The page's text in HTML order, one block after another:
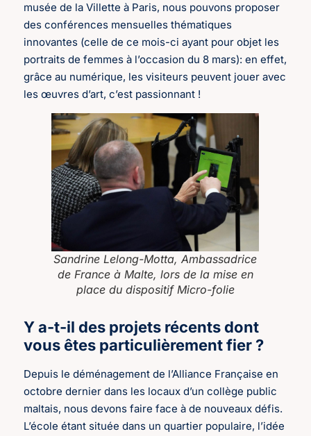
musée de la Villette à Paris, nous pouvons proposer
des conférences mensuelles thématiques
innovantes (celle de ce mois-ci ayant pour objet les
portraits de femmes à l’occasion du 8 mars): en effet,
grâce au numérique, les visiteurs peuvent jouer avec
les œuvres d’art, c’est passionnant !
Sandrine Lelong-Motta, Ambassadrice
de France à Malte, lors de la mise en
place du dispositif Micro-folie
Y a-t-il des projets récents dont
vous êtes particulièrement fier ?
Depuis le déménagement de l’Alliance Française en
octobre dernier dans les locaux d’un collège public
maltais, nous devons faire face à de nouveaux défis.
L’école étant située dans un quartier populaire, l’idée